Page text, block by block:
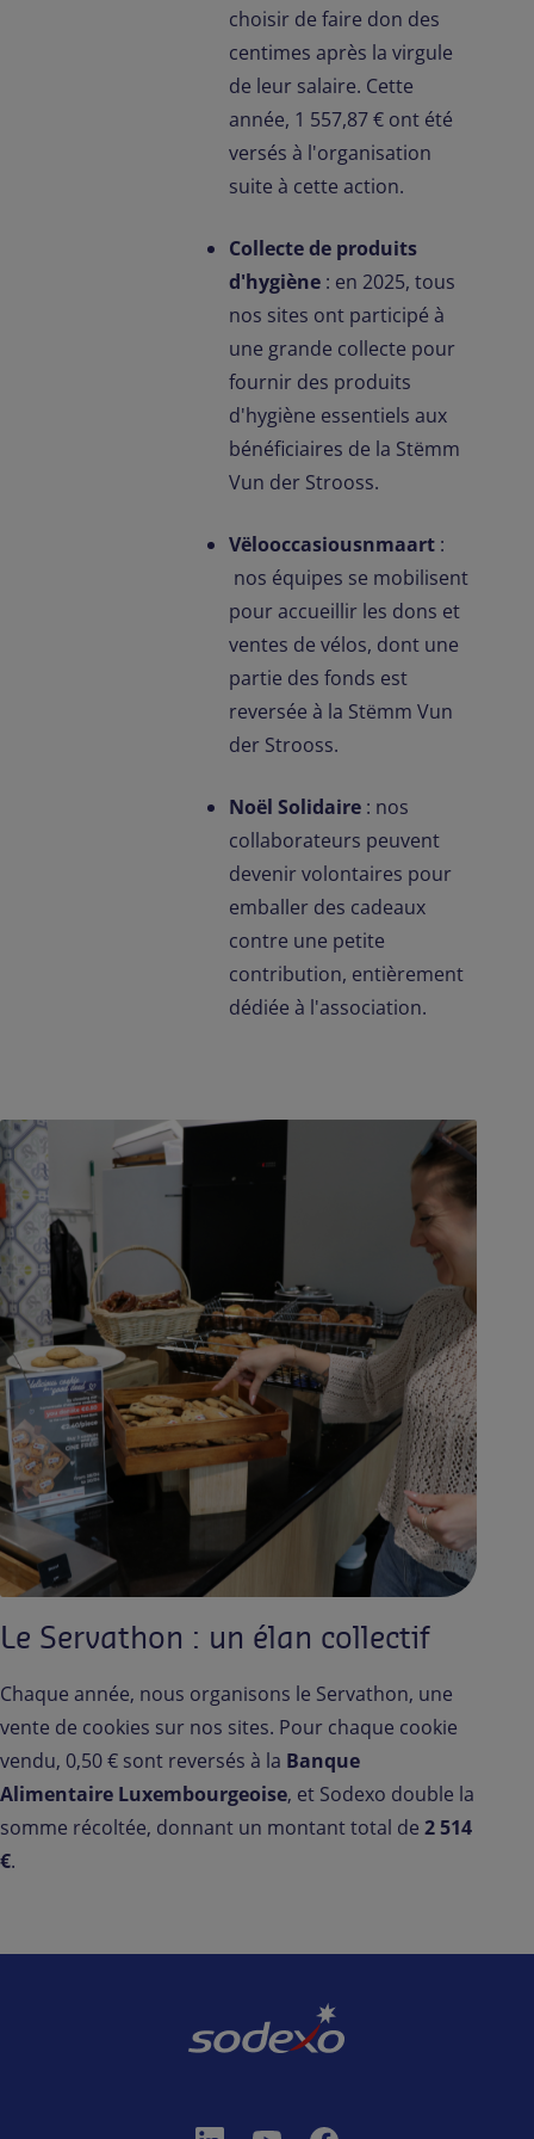
choisir de faire don des
centimes après la virgule
de leur salaire. Cette
année, 1 557,87 € ont été
versés à l'organisation
suite à cette action.
Collecte de produits
d'hygiène : en 2025, tous
nos sites ont participé à
une grande collecte pour
fournir des produits
d'hygiène essentiels aux
bénéficiaires de la Stëmm
Vun der Strooss.
Vëlooccasiousnmaart :
nos équipes se mobilisent
pour accueillir les dons et
ventes de vélos, dont une
partie des fonds est
reversée à la Stëmm Vun
der Strooss.
Noël Solidaire : nos
collaborateurs peuvent
devenir volontaires pour
emballer des cadeaux
contre une petite
contribution, entièrement
dédiée à l'association.
Le Servathon : un élan collectif
Chaque année, nous organisons le Servathon, une
vente de cookies sur nos sites. Pour chaque cookie
vendu, 0,50 € sont reversés à la Banque
Alimentaire Luxembourgeoise, et Sodexo double la
somme récoltée, donnant un montant total de 2 514
€.